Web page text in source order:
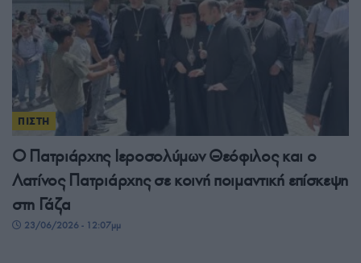
ΠΙΣΤΗ
Ο Πατριάρχης Ιεροσολύμων Θεόφιλος και ο
Λατίνος Πατριάρχης σε κοινή ποιμαντική επίσκεψη
στη Γάζα
23/06/2026 - 12:07μμ